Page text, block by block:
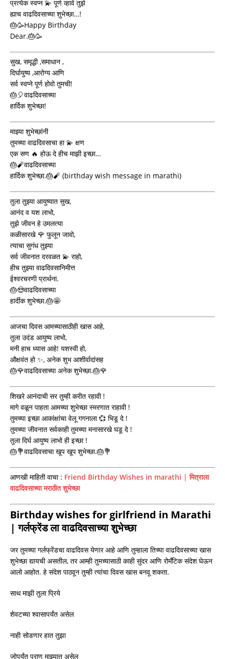
प्रत्येक स्वप्न 💫 पूर्ण व्हावे तुझे
ह्याच वाढदिवसाच्या शुभेच्छा…!
🎂🥳Happy Birthday
Dear.🎂🥳
सुख, समृद्धी ,समाधान ,
दिर्घायुष्य ,आरोग्य आणि
सर्व स्वप्ने पूर्ण होवो तुमची!
🎂🎈वाढदिवसाच्या
हार्दिक शुभेच्छा!
माझ्या शुभेच्छांनी
तुमच्या वाढदिवसाचा हा 💫 क्षण
एक सण 🔥 होऊ दे हीच माझी इच्छा…
🎂🧨वाढदिवसाच्या
हार्दिक शुभेच्छा.🎂🧨 (birthday wish message in marathi)
तुला तुझ्या आयुष्यात सुख,
आनंद व यश लाभो,
तुझे जीवन हे उमलत्या
कळीसारखे 🌹 फुलून जावो,
त्याचा सुगंध तुझ्या
सर्व जीवनात दरवळत 💫 राहो,
हीच तुझ्या वाढदिवसानिमीत्त
ईश्वरचरणी प्रार्थना.
🎂😍वाढदिवसाच्या
हार्दीक शुभेच्छा.🎂🤩
आजचा दिवस आमच्यासाठीही खास आहे,
तुला उदंड आयुष्य लाभो,
मनी हाच ध्यास आहे! यशस्वी हो,
औक्षवंत हो ✨, अनेक शुभ आशीर्वादांसह
🎂🌹वाढदिवसाच्या अनेक शुभेच्छा.🎂🌹
शिखरे आनंदाची सर तुम्ही करीत रहावी !
मागे वळून पाहता आमच्या शुभेच्छा स्मरणात राहावी !
तुमच्या इच्छा आकांक्षांचा वेलू गगनाला 💞 भिडू दे !
तुमच्या जीवनात सर्वकाही तुमच्या मनासारखे घडू दे !
तुला दिर्घ आयुष्य लाभो ही इच्छा !
🎂💐वाढदिवसाचा खूप खूप शुभेच्छा.🎂💐
आणखी माहिती वाचा : Friend Birthday Wishes in marathi | मित्राला
वाढदिवसाच्या मराठीत शुभेच्छा
Birthday wishes for girlfriend in Marathi
| गर्लफ्रेंड ला वाढदिवसाच्या शुभेच्छा
जर तुमच्या गर्लफ्रेंडचा वाढदिवस येणार आहे आणि तुम्हाला तिच्या वाढदिवसाच्या खास
शुभेच्छा द्यायची असतील, तर आम्ही तुमच्यासाठी काही सुंदर आणि रोमँटिक संदेश घेऊन
आलो आहोत. हे संदेश पाठवून तुम्ही त्यांचा दिवस खास बनवू शकता.
साथ माझी तुला प्रिये
शेवटच्या श्वासापर्यंत असेल
नाही सोडणार हात तुझा
जोपर्यंत प्राण माझ्यात असेल